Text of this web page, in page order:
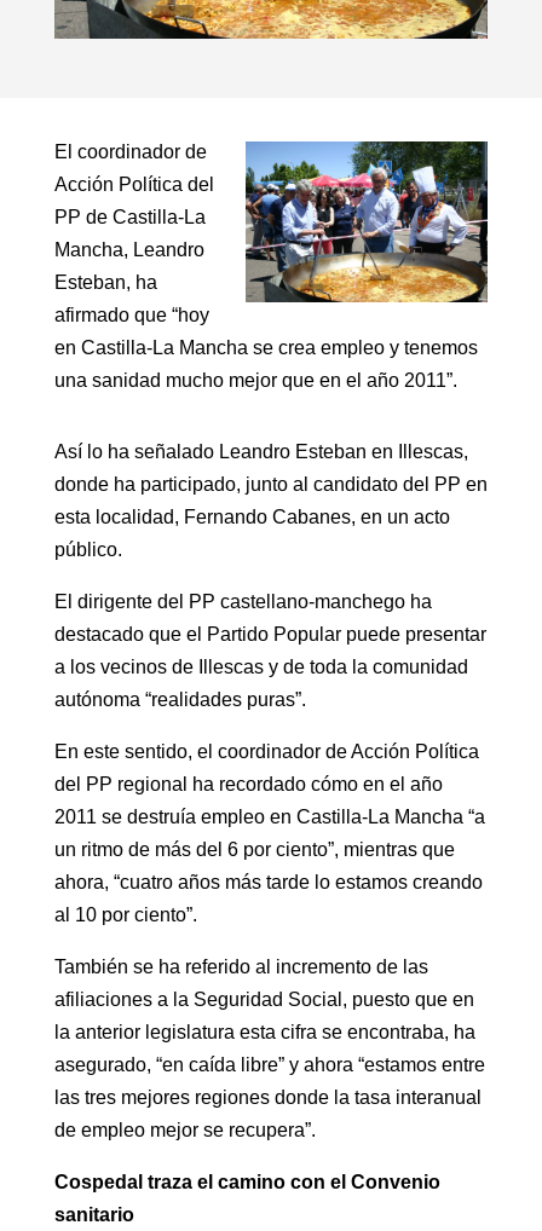
El coordinador de
Acción Política del
PP de Castilla-La
Mancha, Leandro
Esteban, ha
afirmado que “hoy
en Castilla-La Mancha se crea empleo y tenemos
una sanidad mucho mejor que en el año 2011”.
Así lo ha señalado Leandro Esteban en Illescas,
donde ha participado, junto al candidato del PP en
esta localidad, Fernando Cabanes, en un acto
público.
El dirigente del PP castellano-manchego ha
destacado que el Partido Popular puede presentar
a los vecinos de Illescas y de toda la comunidad
autónoma “realidades puras”.
En este sentido, el coordinador de Acción Política
del PP regional ha recordado cómo en el año
2011 se destruía empleo en Castilla-La Mancha “a
un ritmo de más del 6 por ciento”, mientras que
ahora, “cuatro años más tarde lo estamos creando
al 10 por ciento”.
También se ha referido al incremento de las
afiliaciones a la Seguridad Social, puesto que en
la anterior legislatura esta cifra se encontraba, ha
asegurado, “en caída libre” y ahora “estamos entre
las tres mejores regiones donde la tasa interanual
de empleo mejor se recupera”.
Cospedal traza el camino con el Convenio
sanitario